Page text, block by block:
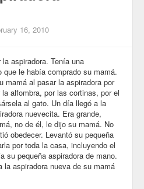
16, 2010
aspiradora. Tenía una
que le había comprado su mamá.
mamá al pasar la aspiradora por
alfombra, por las cortinas, por el
al gato. Un día llegó a la
nuevecita. Era grande,
no de él, le dijo su mamá. No
obedecer. Levantó su pequeña
por toda la casa, incluyendo el
su pequeña aspiradora de mano.
aspiradora nueva de su mamá